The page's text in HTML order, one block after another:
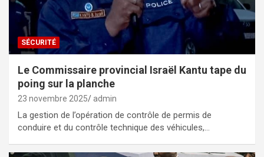
SÉCURITÉ
Le Commissaire provincial Israël Kantu tape du
poing sur la planche
23 novembre 2025 admin
La gestion de l’opération de contrôle de permis de
conduire et du contrôle technique des véhicules,…